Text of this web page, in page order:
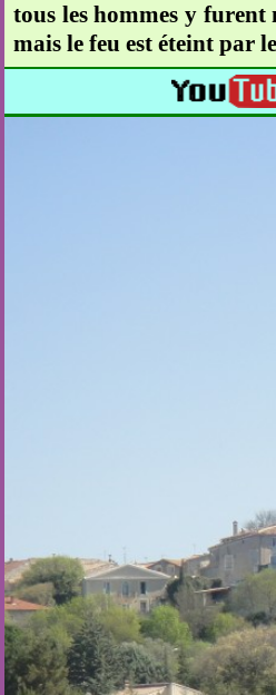
tous les hommes y furent
mais le feu est éteint par